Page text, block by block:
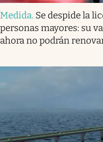
Medida. Se despide la
personas mayores: su
ahora no podrán